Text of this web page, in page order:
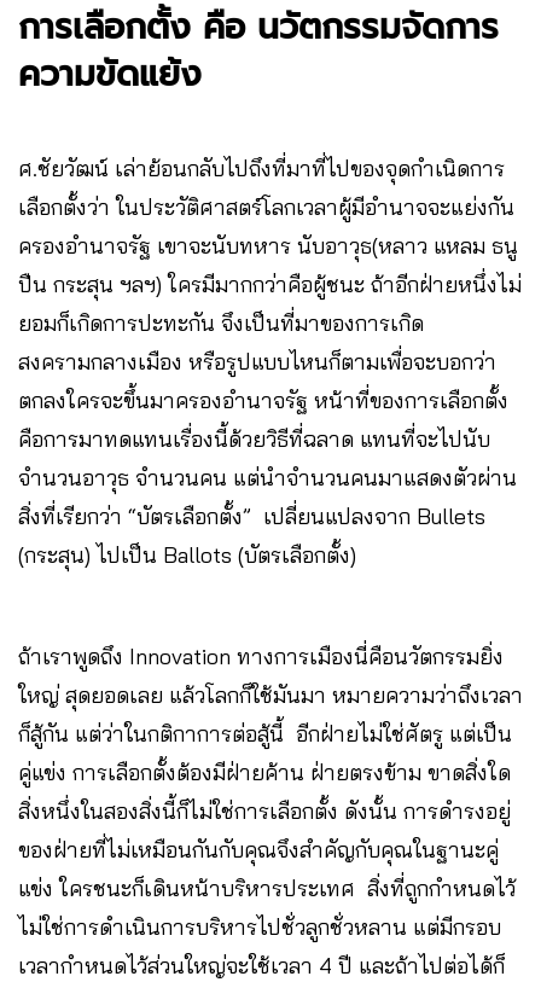
การเลือกตั้ง คือ นวัตกรรมจัดการ
ความขัดแย้ง
ศ.ชัยวัฒน์ เล่าย้อนกลับไปถึงที่มาที่ไปของจุดกำเนิดการ
เลือกตั้งว่า ในประวัติศาสตร์โลกเวลาผู้มีอำนาจจะแย่งกัน
ครองอำนาจรัฐ เขาจะนับทหาร นับอาวุธ(หลาว แหลม ธนู
ปืน กระสุน ฯลฯ) ใครมีมากกว่าคือผู้ชนะ ถ้าอีกฝ่ายหนึ่งไม่
ยอมก็เกิดการปะทะกัน จึงเป็นที่มาของการเกิด
สงครามกลางเมือง หรือรูปแบบไหนก็ตามเพื่อจะบอกว่า
ตกลงใครจะขึ้นมาครองอำนาจรัฐ หน้าที่ของการเลือกตั้ง
คือการมาทดแทนเรื่องนี้ด้วยวิธีที่ฉลาด แทนที่จะไปนับ
จำนวนอาวุธ จำนวนคน แต่นำจำนวนคนมาแสดงตัวผ่าน
สิ่งที่เรียกว่า “บัตรเลือกตั้ง” เปลี่ยนแปลงจาก Bullets
(กระสุน) ไปเป็น Ballots (บัตรเลือกตั้ง)
ถ้าเราพูดถึง Innovation ทางการเมืองนี่คือนวัตกรรมยิ่ง
ใหญ่ สุดยอดเลย แล้วโลกก็ใช้มันมา หมายความว่าถึงเวลา
ก็สู้กัน แต่ว่าในกติกาการต่อสู้นี้ อีกฝ่ายไม่ใช่ศัตรู แต่เป็น
คู่แข่ง การเลือกตั้งต้องมีฝ่ายค้าน ฝ่ายตรงข้าม ขาดสิ่งใด
สิ่งหนึ่งในสองสิ่งนี้ก็ไม่ใช่การเลือกตั้ง ดังนั้น การดำรงอยู่
ของฝ่ายที่ไม่เหมือนกันกับคุณจึงสำคัญกับคุณในฐานะคู่
แข่ง ใครชนะก็เดินหน้าบริหารประเทศ สิ่งที่ถูกกำหนดไว้
ไม่ใช่การดำเนินการบริหารไปชั่วลูกชั่วหลาน แต่มีกรอบ
เวลากำหนดไว้ส่วนใหญ่จะใช้เวลา 4 ปี และถ้าไปต่อได้ก็